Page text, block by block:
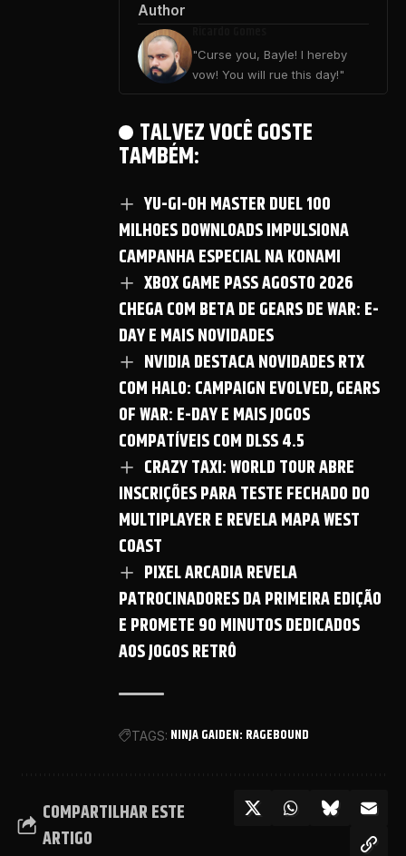
Author
"Curse you, Bayle! I hereby
vow! You will rue this day!"
TALVEZ VOCÊ GOSTE
TAMBÉM:
YU-GI-OH MASTER DUEL 100
MILHOES DOWNLOADS IMPULSIONA
CAMPANHA ESPECIAL NA KONAMI
XBOX GAME PASS AGOSTO 2026
CHEGA COM BETA DE GEARS DE WAR: E-
DAY E MAIS NOVIDADES
NVIDIA DESTACA NOVIDADES RTX
COM HALO: CAMPAIGN EVOLVED, GEARS
OF WAR: E-DAY E MAIS JOGOS
COMPATÍVEIS COM DLSS 4.5
CRAZY TAXI: WORLD TOUR ABRE
INSCRIÇÕES PARA TESTE FECHADO DO
MULTIPLAYER E REVELA MAPA WEST
COAST
PIXEL ARCADIA REVELA
PATROCINADORES DA PRIMEIRA EDIÇÃO
E PROMETE 90 MINUTOS DEDICADOS
AOS JOGOS RETRÔ
TAGS: NINJA GAIDEN: RAGEBOUND
COMPARTILHAR ESTE
ARTIGO